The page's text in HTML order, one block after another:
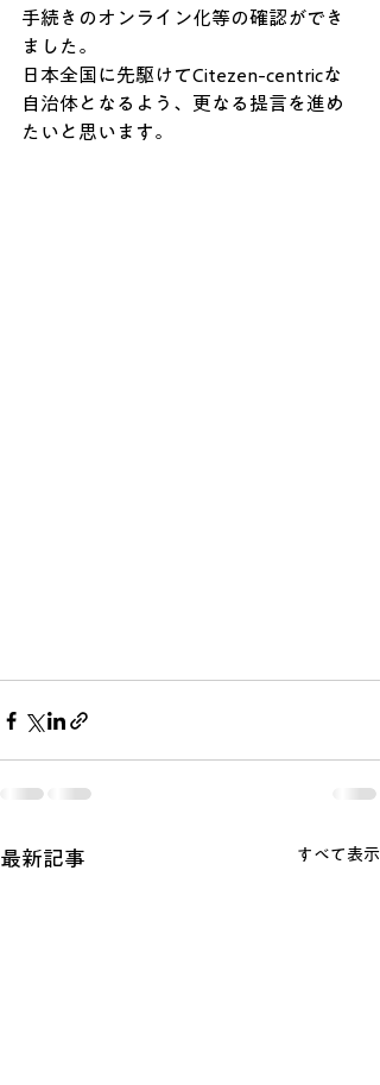
手続きのオンライン化等の確認ができ
ました。
日本全国に先駆けてCitezen-centricな
自治体となるよう、更なる提言を進め
たいと思います。
最新記事 すべて表示